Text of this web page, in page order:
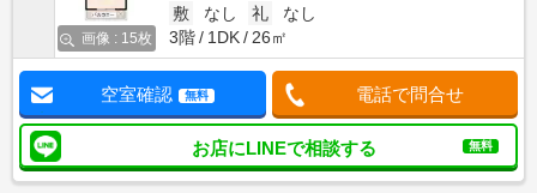
画像 : 15枚
敷
なし 礼
なし
3階
1DK 26㎡
空室確認 無料 電話で問合せ
お店にLINEで相談する 無料